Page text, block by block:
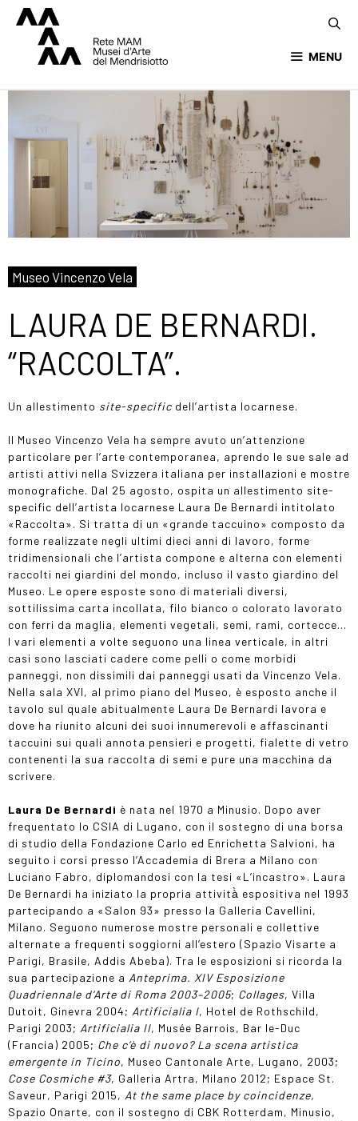
MENU
Museo Vincenzo Vela
LAURA DE BERNARDI.
“RACCOLTA”.
Un allestimento site-specific dell’artista locarnese.
Il Museo Vincenzo Vela ha sempre avuto un’attenzione
particolare per l’arte contemporanea, aprendo le sue sale ad
artisti attivi nella Svizzera italiana per installazioni e mostre
monografiche. Dal 25 agosto, ospita un allestimento site-
specific dell’artista locarnese Laura De Bernardi intitolato
«Raccolta». Si tratta di un «grande taccuino» composto da
forme realizzate negli ultimi dieci anni di lavoro, forme
tridimensionali che l’artista compone e alterna con elementi
raccolti nei giardini del mondo, incluso il vasto giardino del
Museo. Le opere esposte sono di materiali diversi,
sottilissima carta incollata, filo bianco o colorato lavorato
con ferri da maglia, elementi vegetali, semi, rami, cortecce…
I vari elementi a volte seguono una linea verticale, in altri
casi sono lasciati cadere come pelli o come morbidi
panneggi, non dissimili dai panneggi usati da Vincenzo Vela.
Nella sala XVI, al primo piano del Museo, è esposto anche il
tavolo sul quale abitualmente Laura De Bernardi lavora e
dove ha riunito alcuni dei suoi innumerevoli e affascinanti
taccuini sui quali annota pensieri e progetti, fialette di vetro
contenenti la sua raccolta di semi e pure una macchina da
scrivere.
Laura De Bernardi è nata nel 1970 a Minusio. Dopo aver
frequentato lo CSIA di Lugano, con il sostegno di una borsa
di studio della Fondazione Carlo ed Enrichetta Salvioni, ha
seguito i corsi presso l’Accademia di Brera a Milano con
Luciano Fabro, diplomandosi con la tesi «L’incastro». Laura
De Bernardi ha iniziato la propria attività̀ espositiva nel 1993
partecipando a «Salon 93» presso la Galleria Cavellini,
Milano. Seguono numerose mostre personali e collettive
alternate a frequenti soggiorni all’estero (Spazio Visarte a
Parigi, Brasile, Addis Abeba). Tra le esposizioni si ricorda la
sua partecipazione a Anteprima. XIV Esposizione
Quadriennale d’Arte di Roma 2003–2005; Collages, Villa
Dutoit, Ginevra 2004; Artificialia I, Hotel de Rothschild,
Parigi 2003; Artificialia II, Musée Barrois, Bar le-Duc
(Francia) 2005; Che c’è di nuovo? La scena artistica
emergente in Ticino, Museo Cantonale Arte, Lugano, 2003;
Cose Cosmiche #3, Galleria Artra, Milano 2012; Espace St.
Saveur, Parigi 2015, At the same place by coincidenze,
Spazio Onarte, con il sostegno di CBK Rotterdam, Minusio,